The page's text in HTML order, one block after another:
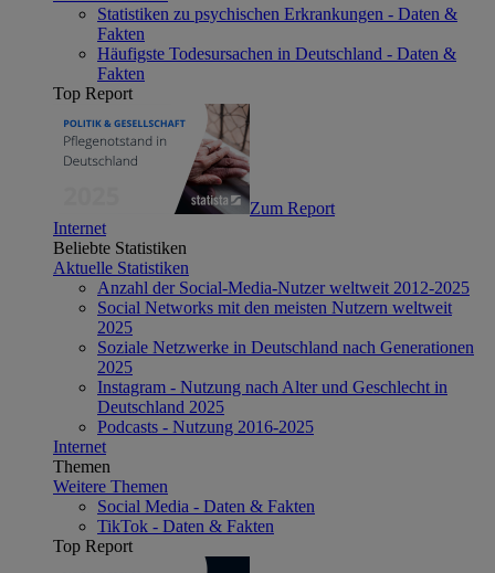
Statistiken zu psychischen Erkrankungen - Daten &
Fakten
Häufigste Todesursachen in Deutschland - Daten &
Fakten
Top Report
Zum Report
Internet
Beliebte Statistiken
Aktuelle Statistiken
Anzahl der Social-Media-Nutzer weltweit 2012-2025
Social Networks mit den meisten Nutzern weltweit
2025
Soziale Netzwerke in Deutschland nach Generationen
2025
Instagram - Nutzung nach Alter und Geschlecht in
Deutschland 2025
Podcasts - Nutzung 2016-2025
Internet
Themen
Weitere Themen
Social Media - Daten & Fakten
TikTok - Daten & Fakten
Top Report